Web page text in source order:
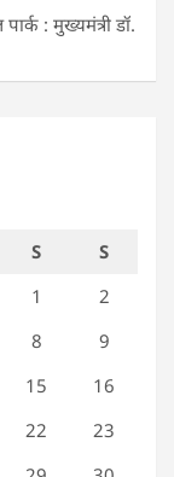
: मुख्यमंत्री डॉ.
S
S
1
2
8
9
15
16
22
23